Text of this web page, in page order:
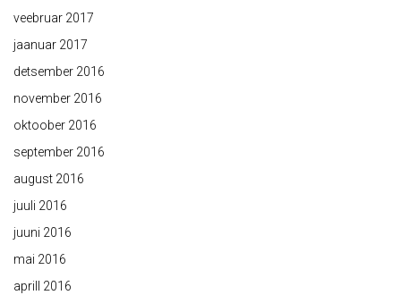
veebruar 2017
jaanuar 2017
detsember 2016
november 2016
oktoober 2016
september 2016
august 2016
juuli 2016
juuni 2016
mai 2016
aprill 2016